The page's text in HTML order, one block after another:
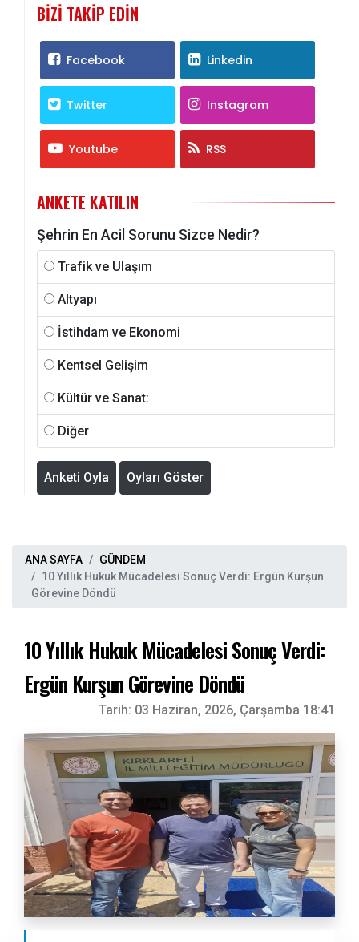
BIZI TAKIP EDIN
Facebook Linkedin
Twitter Instagram
Youtube RSS
ANKETE KATILIN
Şehrin En Acil Sorunu Sizce Nedir?
Trafik ve Ulaşım
Altyapı
İstihdam ve Ekonomi
Kentsel Gelişim
Kültür ve Sanat:
Diğer
Anketi Oyla Oyları Göster
ANA SAYFA
GÜNDEM
10 Yıllık Hukuk Mücadelesi Sonuç Verdi: Ergün Kurşun
Görevine Döndü
10 Yıllık Hukuk Mücadelesi Sonuç Verdi:
Ergün Kurşun Görevine Döndü
Tarih: 03 Haziran, 2026, Çarşamba 18:41